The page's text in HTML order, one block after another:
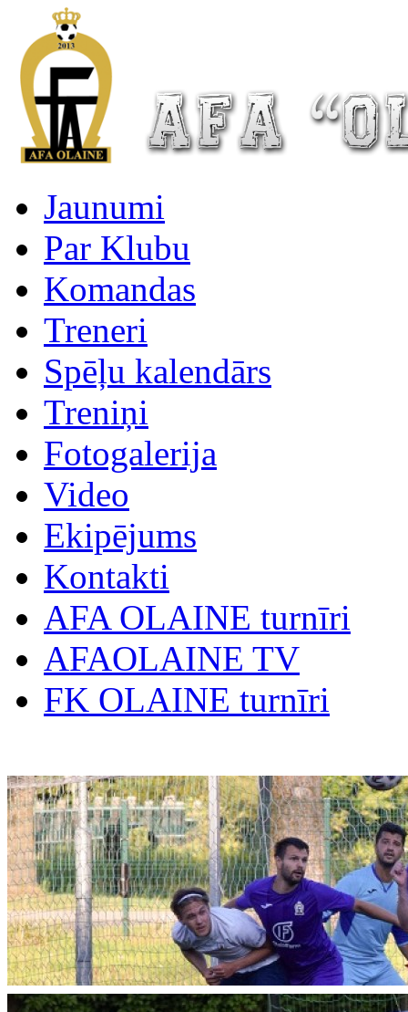
Jaunumi
Par Klubu
Komandas
Treneri
Spēļu kalendārs
Treniņi
Fotogalerija
Video
Ekipējums
Kontakti
AFA OLAINE turnīri
AFAOLAINE TV
FK OLAINE turnīri